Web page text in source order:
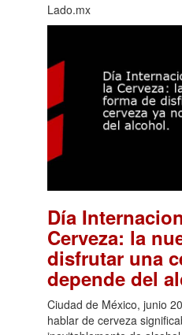
Lado.mx
Día
Cerveza: la
disfrutar una
depende del
Ciudad de México, junio
hablar de cerveza